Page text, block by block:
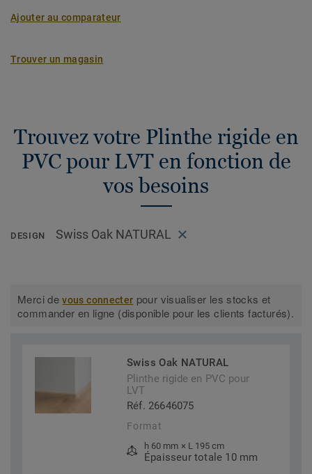
Ajouter au comparateur
Trouver un magasin
Trouvez votre Plinthe rigide en
PVC pour LVT en fonction de
vos besoins
DESIGN Swiss Oak NATURAL
Merci devous connecter pour visualiser les stocks et
commander en ligne (disponible pour les clients facturés).
Swiss Oak NATURAL
Plinthe rigide en PVC pour
LVT
Réf. 26646075
Format
h 60 mm × L 195 cm
Épaisseur totale 10 mm